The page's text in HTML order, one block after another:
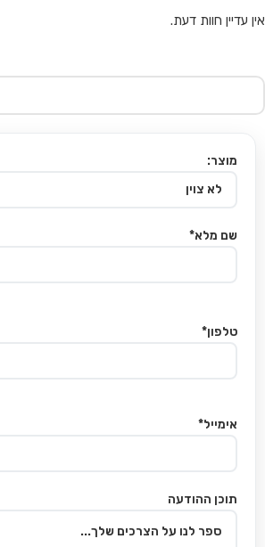
אין עדיין חוות דעת.
מוצר:
שם מלא*
טלפון*
אימייל*
תוכן ההודעה